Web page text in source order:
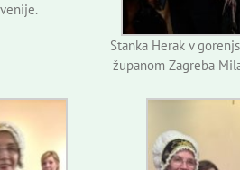
Stanka Herak v
županom Zagreba